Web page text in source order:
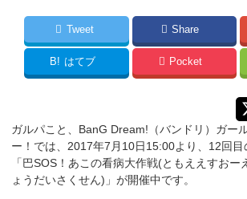
Tweet Share
B! はてブ Pocket
ガルパこと、BanG Dream!（バンドリ）ガー
ー！では、2017年7月10日15:00より、12回目
「巴SOS！あこの看病大作戦(ともええすおー
ょうだいさくせん)」が開催中です。